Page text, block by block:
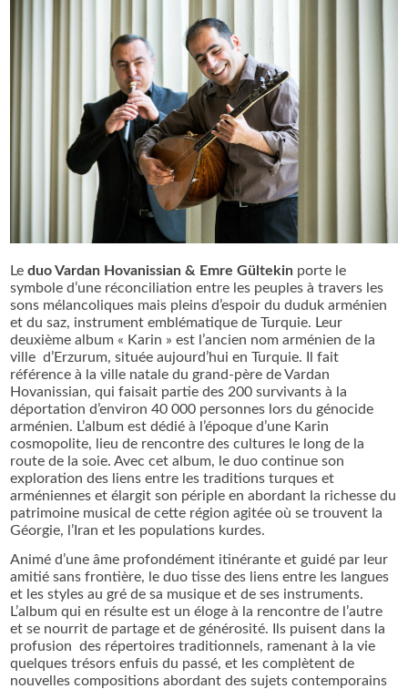
Leduo Vardan Hovanissian & Emre Gültekin porte le
symbole d’une réconciliation entre les peuples à travers les
sons mélancoliques mais pleins d’espoir du duduk arménien
et du saz, instrument emblématique de Turquie. Leur
deuxième album « Karin » est l’ancien nom arménien de la
ville d’Erzurum, située aujourd’hui en Turquie. Il fait
référence à la ville natale du grand-père de Vardan
Hovanissian, qui faisait partie des 200 survivants à la
déportation d’environ 40 000 personnes lors du génocide
arménien. L’album est dédié à l’époque d’une Karin
cosmopolite, lieu de rencontre des cultures le long de la
route de la soie. Avec cet album, le duo continue son
exploration des liens entre les traditions turques et
arméniennes et élargit son périple en abordant la richesse du
patrimoine musical de cette région agitée où se trouvent la
Géorgie, l’Iran et les populations kurdes.
Animé d’une âme profondément itinérante et guidé par leur
amitié sans frontière, le duo tisse des liens entre les langues
et les styles au gré de sa musique et de ses instruments.
L’album qui en résulte est un éloge à la rencontre de l’autre
et se nourrit de partage et de générosité. Ils puisent dans la
profusion des répertoires traditionnels, ramenant à la vie
quelques trésors enfuis du passé, et les complètent de
nouvelles compositions abordant des sujets contemporains